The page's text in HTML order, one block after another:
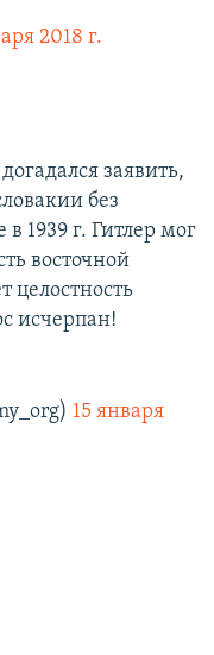
2018 г.
заявить,
без
1939 г. Гитлер мог
восточной
целостность
исчерпан!
15 января